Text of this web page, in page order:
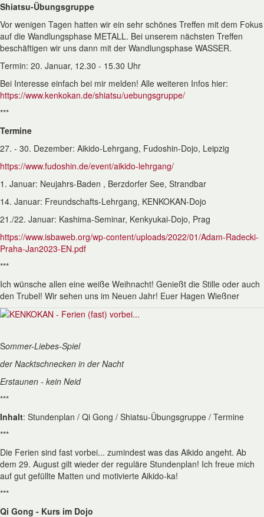
Shiatsu-Übungsgruppe
Vor wenigen Tagen hatten wir ein sehr schönes Treffen mit dem Fokus
auf die Wandlungsphase METALL. Bei unserem nächsten Treffen
beschäftigen wir uns dann mit der Wandlungsphase WASSER.
Termin: 20. Januar, 12.30 - 15.30 Uhr
Bei Interesse einfach bei mir melden! Alle weiteren Infos hier:
https://www.kenkokan.de/shiatsu/uebungsgruppe/
***
Termine
27. - 30. Dezember: Aikido-Lehrgang, Fudoshin-Dojo, Leipzig
https://www.fudoshin.de/event/aikido-lehrgang/
1. Januar: Neujahrs-Baden , Berzdorfer See, Strandbar
14. Januar: Freundschafts-Lehrgang, KENKOKAN-Dojo
21./22. Januar: Kashima-Seminar, Kenkyukai-Dojo, Prag
https://www.isbaweb.org/wp-content/uploads/2022/01/Adam-Radecki-
Praha-Jan2023-EN.pdf
***
Ich wünsche allen eine weiße Weihnacht! Genießt die Stille oder auch
den Trubel! Wir sehen uns im Neuen Jahr! Euer Hagen Wießner
Sommer-Liebes-Spiel
der Nacktschnecken in der Nacht
Erstaunen - kein Neid
***
Inhalt: Stundenplan / Qi Gong / Shiatsu-Übungsgruppe / Termine
***
Die Ferien sind fast vorbei... zumindest was das Aikido angeht. Ab
dem 29. August gilt wieder der reguläre Stundenplan! Ich freue mich
auf gut gefüllte Matten und motivierte Aikido-ka!
***
Qi Gong - Kurs im Dojo